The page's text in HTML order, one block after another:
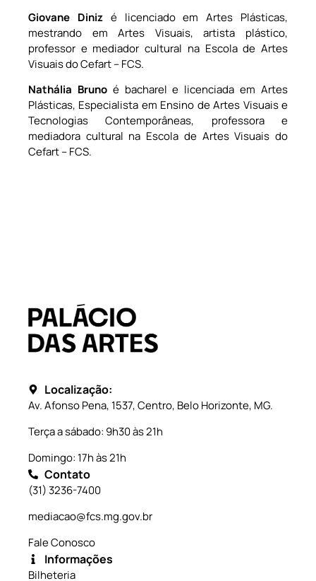
Giovane Diniz é licenciado em Artes Plásticas,
mestrando em Artes Visuais, artista plástico,
professor e mediador cultural na Escola de Artes
Visuais do Cefart – FCS.
Nathália Brunoé bacharel e licenciada em Artes
Plásticas, Especialista em Ensino de Artes Visuais e
Tecnologias Contemporâneas, professora e
mediadora cultural na Escola de Artes Visuais do
Cefart – FCS.
Localização:
Av. Afonso Pena, 1537, Centro, Belo Horizonte, MG.
Terça a sábado: 9h30 às 21h
Domingo: 17h às 21h
Contato
(31) 3236-7400
mediacao@fcs.mg.gov.br
Fale Conosco
Informações
Bilheteria